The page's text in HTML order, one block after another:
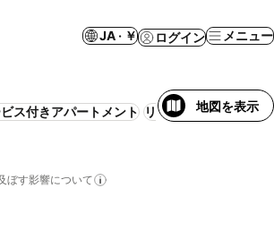
JA · ￥ ログイン メニュー
ス付きアパートメント リゾート WiFi エアコ
地図を表示
ぼす影響について